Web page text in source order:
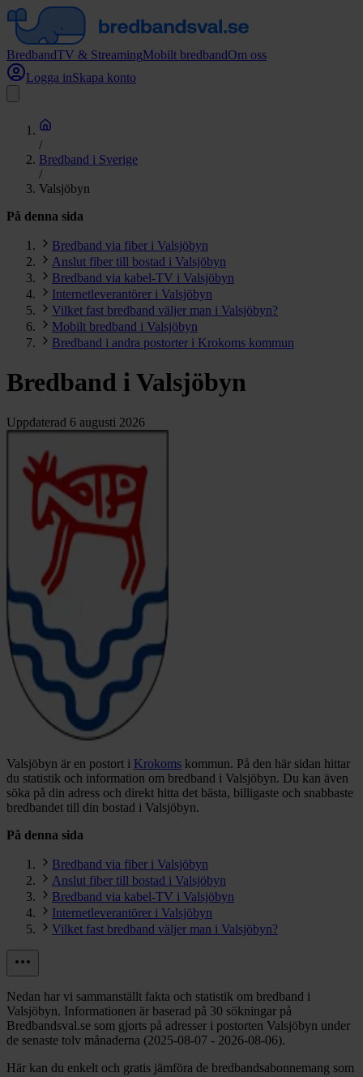
BredbandTV & StreamingMobilt bredbandOm oss
Logga inSkapa konto
/
Bredband i Sverige
/
Valsjöbyn
På denna sida
Bredband via fiber i Valsjöbyn
Anslut fiber till bostad i Valsjöbyn
Bredband via kabel-TV i Valsjöbyn
Internetleverantörer i Valsjöbyn
Vilket fast bredband väljer man i Valsjöbyn?
Mobilt bredband i Valsjöbyn
Bredband i andra postorter i Krokoms kommun
Bredband i Valsjöbyn
Uppdaterad 6 augusti 2026
Valsjöbyn är en postort i Krokoms kommun. På den här sidan hittar
du statistik och information om bredband i Valsjöbyn. Du kan även
söka på din adress och direkt hitta det bästa, billigaste och snabbaste
bredbandet till din bostad i Valsjöbyn.
På denna sida
Bredband via fiber i Valsjöbyn
Anslut fiber till bostad i Valsjöbyn
Bredband via kabel-TV i Valsjöbyn
Internetleverantörer i Valsjöbyn
Vilket fast bredband väljer man i Valsjöbyn?
Nedan har vi sammanställt fakta och statistik om bredband i
Valsjöbyn. Informationen är baserad på 30 sökningar på
Bredbandsval.se som gjorts på adresser i postorten Valsjöbyn under
de senaste tolv månaderna (2025-08-07 - 2026-08-06).
Här kan du enkelt och gratis jämföra de bredbandsabonnemang som